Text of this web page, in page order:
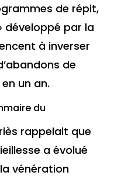
de répit,
développé par la
à inverser
de
un an.
du
rappelait que
a évolué
vénération